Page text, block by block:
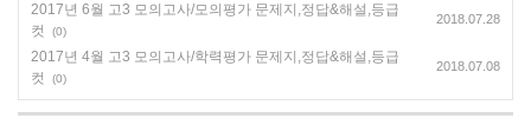
2017년 6월 고3 모의고사/모의평가 문제지,정답&해설,등급
컷
(0)
2018.07.28
2017년 4월 고3 모의고사/학력평가 문제지,정답&해설,등급
컷
(0)
2018.07.08